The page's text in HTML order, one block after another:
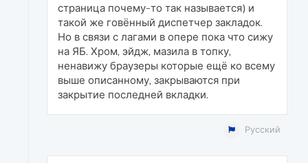
страница почему-то так называется) и
такой же говённый диспетчер закладок.
Но в связи с лагами в опере пока что сижу
на ЯБ. Хром, эйдж, мазила в топку,
ненавижу браузеры которые ещё ко всему
выше описанному, закрываются при
закрытие последней вкладки.
Русский